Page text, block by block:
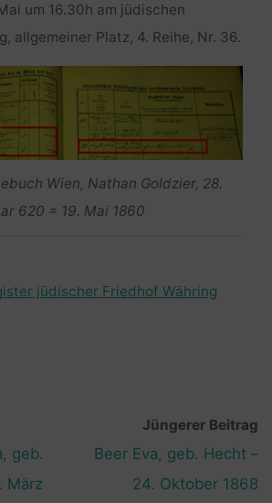
um 16.30h am jüdischen
allgemeiner Platz, 4. Reihe, Nr. 36.
Wien, Nathan Goldzier, 28.
620 = 19. Mai 1860
jüdischer Friedhof Währing
geb.
März
Jüngerer Beitrag
Beer Eva, geb. Hecht –
24. Oktober 1868